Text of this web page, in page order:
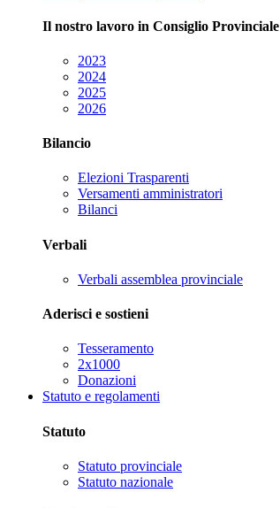
Il nostro lavoro in Consiglio Provinciale
2023
2024
2025
2026
Bilancio
Elezioni Trasparenti
Versamenti amministratori
Bilanci
Verbali
Verbali assemblea provinciale
Aderisci e sostieni
Tesseramento
2x1000
Donazioni
Statuto e regolamenti
Statuto
Statuto provinciale
Statuto nazionale